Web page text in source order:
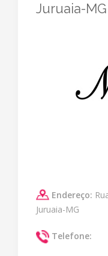
Juruaia-MG
Endereço:
Juruaia-MG
Telefone: